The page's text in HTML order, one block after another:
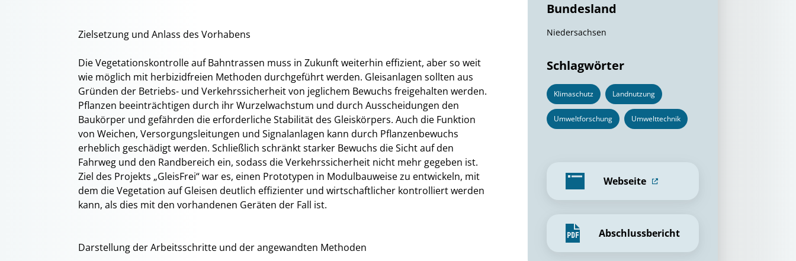
Zielsetzung und Anlass des Vorhabens
Die Vegetationskontrolle auf Bahntrassen muss in Zukunft weiterhin effizient, aber so weit
wie möglich mit herbizidfreien Methoden durchgeführt werden. Gleisanlagen sollten aus
Gründen der Betriebs- und Verkehrssicherheit von jeglichem Bewuchs freigehalten werden.
Pflanzen beeinträchtigen durch ihr Wurzelwachstum und durch Ausscheidungen den
Baukörper und gefährden die erforderliche Stabilität des Gleiskörpers. Auch die Funktion
von Weichen, Versorgungsleitungen und Signalanlagen kann durch Pflanzenbewuchs
erheblich geschädigt werden. Schließlich schränkt starker Bewuchs die Sicht auf den
Fahrweg und den Randbereich ein, sodass die Verkehrssicherheit nicht mehr gegeben ist.
Ziel des Projekts „GleisFrei“ war es, einen Prototypen in Modulbauweise zu entwickeln, mit
dem die Vegetation auf Gleisen deutlich effizienter und wirtschaftlicher kontrolliert werden
kann, als dies mit den vorhandenen Geräten der Fall ist.
Darstellung der Arbeitsschritte und der angewandten Methoden
Bundesland
Niedersachsen
Schlagwörter
Klimaschutz Landnutzung
Umweltforschung Umwelttechnik
Webseite
Abschlussbericht